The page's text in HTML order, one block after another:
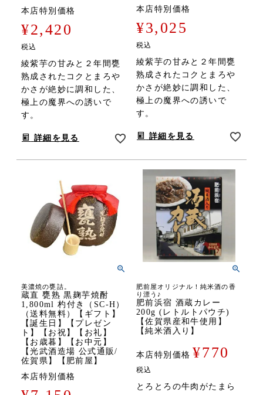
本店特別価格
¥2,420
税込
綾紫芋の甘みと２年間甕
熟成されたコクとまろや
かさが絶妙に調和した、
極上の魔界への誘いで
す。
詳細を見る
本店特別価格
¥3,025
税込
綾紫芋の甘みと２年間甕
熟成されたコクとまろや
かさが絶妙に調和した、
極上の魔界への誘いで
す。
詳細を見る
美濃焼の甕詰。
蔵直 甕熟 黒麹芋焼酎
1,800ml 杓付き（SC-H）
（送料無料）【ギフト】
【誕生日】【プレゼン
ト】【お祝】【お礼】
【お歳暮】【お中元】
【光武酒造場 公式通販/
佐賀県】【肥前屋】
本店特別価格
肥前屋オリジナル！純米酒の香
り漂う♪
肥前浜宿 酒蔵カレー
200g (レトルトパウチ)
【佐賀県産和牛使用】
【純米酒入り】
本店特別価格 ¥770
税込
とろとろの牛肉がたまら